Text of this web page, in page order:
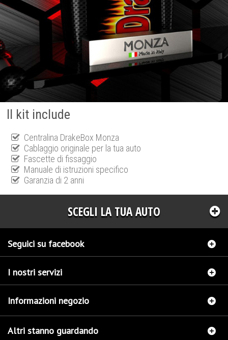
Il kit include
Centralina DrakeBox Monza
Cablaggio originale per la tua auto
Fascette di fissaggio
Manuale di istruzioni specifico
Garanzia di 2 anni
SCEGLI LA TUA AUTO
Seguici su facebook
I nostri servizi
Informazioni negozio
Altri stanno guardando